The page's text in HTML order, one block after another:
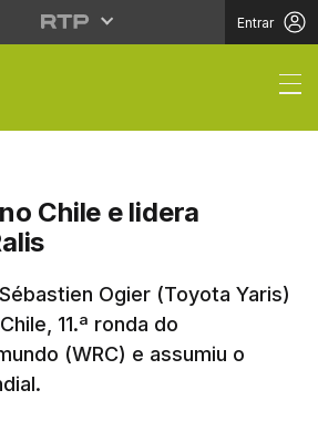
Entrar
no Chile
Chile e lidera
Ogier (Toyota Yaris)
11.ª ronda do
(WRC) e assumiu o